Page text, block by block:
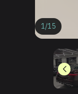
1/15